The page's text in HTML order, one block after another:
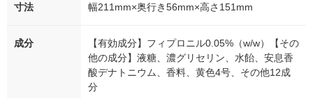
寸法 幅211mm×奥行き56mm×高さ151mm
成分
【有効成分】フィプロニル0.05%（w/w）【その
他の成分】液糖、濃グリセリン、水飴、安息香
酸デナトニウム、香料、黄色4号、その他12成
分